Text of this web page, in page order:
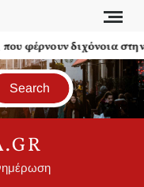
φέρνουν διχόνοια στην